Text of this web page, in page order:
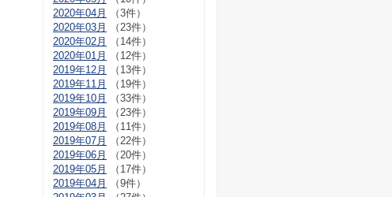
2020年04月
（3件）
2020年03月
（23件）
2020年02月
（14件）
2020年01月
（12件）
2019年12月
（13件）
2019年11月
（19件）
2019年10月
（33件）
2019年09月
（23件）
2019年08月
（11件）
2019年07月
（22件）
2019年06月
（20件）
2019年05月
（17件）
2019年04月
（9件）